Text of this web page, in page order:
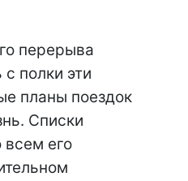
перерыва
полки эти
планы поездок
Списки
его